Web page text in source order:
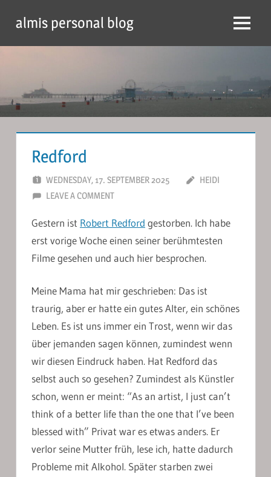
content
almis personal blog Menu
Redford
WEDNESDAY, 17. SEPTEMBER 2025
HEIDI
LEAVE A COMMENT
Gestern ist Robert Redford gestorben. Ich habe
erst vorige Woche einen seiner berühmtesten
Filme gesehen und auch hier besprochen.
Meine Mama hat mir geschrieben: Das ist
traurig, aber er hatte ein gutes Alter, ein schönes
Leben. Es ist uns immer ein Trost, wenn wir das
über jemanden sagen können, zumindest wenn
wir diesen Eindruck haben. Hat Redford das
selbst auch so gesehen? Zumindest als Künstler
schon, wenn er meint: “As an artist, I just can’t
think of a better life than the one that I’ve been
blessed with” Privat war es etwas anders. Er
verlor seine Mutter früh, lese ich, hatte dadurch
Probleme mit Alkohol. Später starben zwei